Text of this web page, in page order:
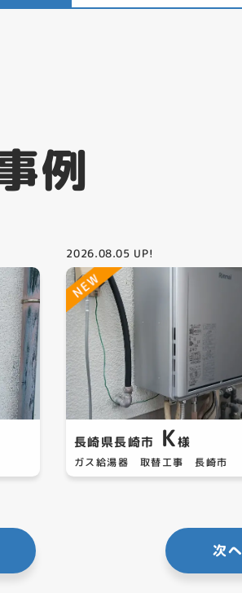
例
2026.08.05 UP!
長崎県長崎市 K様
ガス給湯器 取替工事 長崎市
次へ